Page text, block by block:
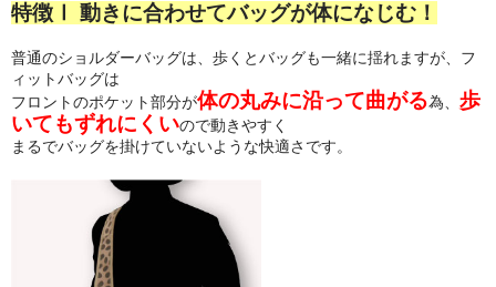
ｳﾞｨﾝﾃｰｼﾞﾃﾞﾆﾑ（3ポケット）
カウレザー［牛革］（3ポケット）
ラムレザー［羊革］（3ポケット）
Fitbag デザイン・素材から選ぶ（2-pocket）
フェイクレザー（2ポケット）
特徴Ⅰ 動きに合わせてバッグが体になじむ！
普通のショルダーバッグは、歩くとバッグも一緒に揺れますが、フ
ィットバッグは
フロントのポケット部分が体の丸みに沿って曲がる為、 歩
いてもずれにくいので動きやすく
まるでバッグを掛けていないような快適さです。